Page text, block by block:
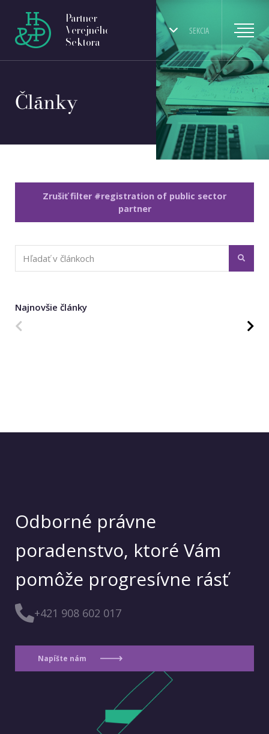
SEKCIA
Partner
Verejného
Sektora
Články
Zrušiť filter #registration of public sector
partner
Najnovšie články
Odborné právne
poradenstvo, ktoré Vám
pomôže progresívne rásť
+421 908 602 017
Napíšte nám